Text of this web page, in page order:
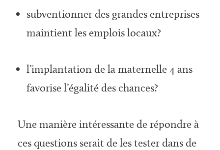
subventionner des grandes entreprises
maintient les emplois locaux?
l’implantation de la maternelle 4 ans
favorise l’égalité des chances?
Une manière intéressante de répondre à
ces questions serait de les tester dans de